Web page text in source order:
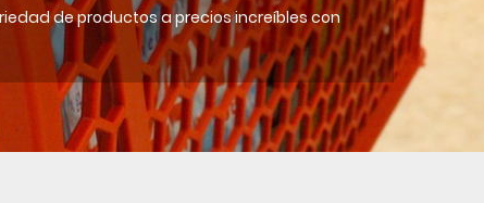
de productos a precios increíbles con